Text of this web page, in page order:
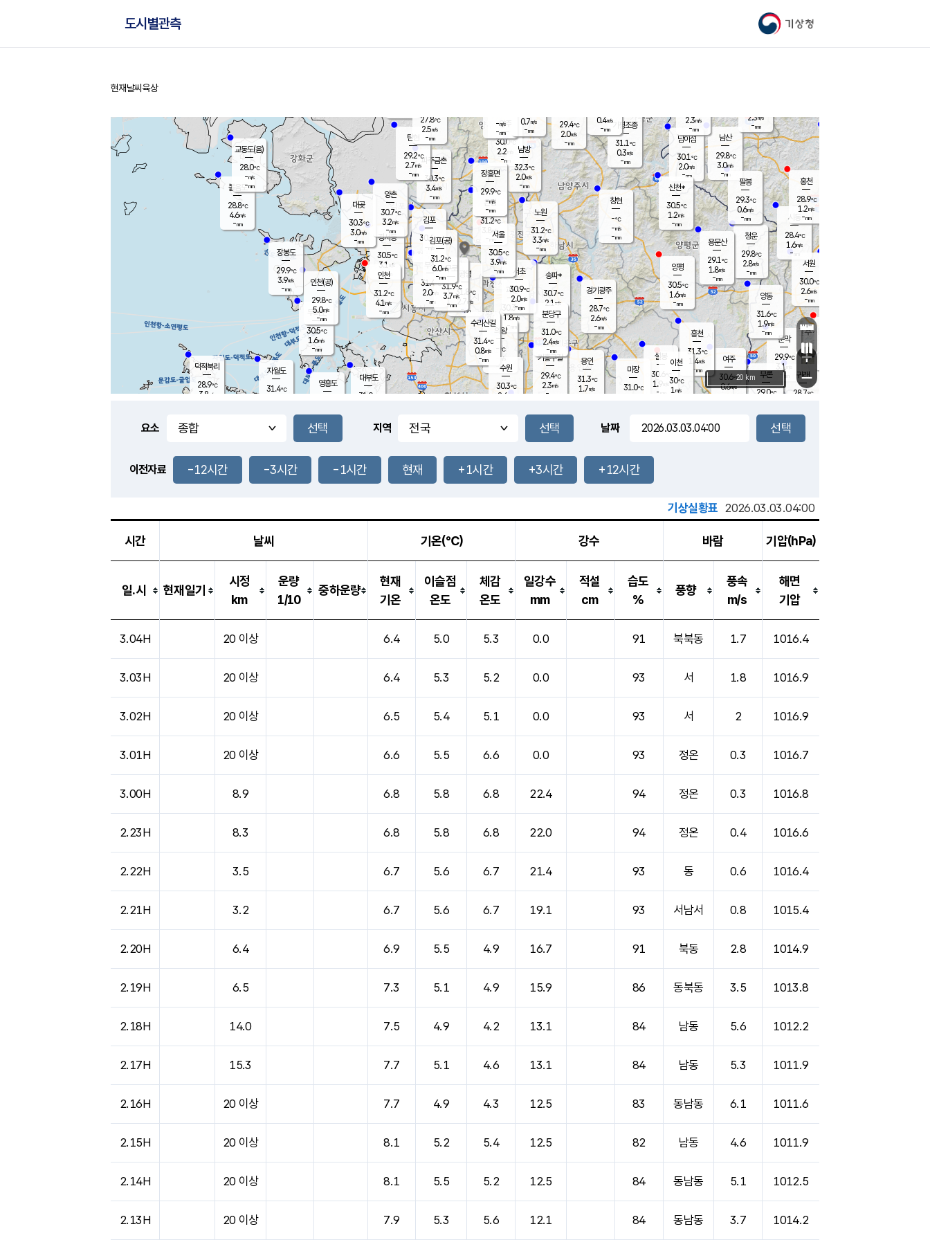
기상청
도시별관측
홈
현재날씨 육상
풍도
2.1m/s
문막
29.9℃
3.1m/s
mm
남이섬
30.1℃
2.0m/s
-mm
무의도
30.5℃
1.6m/s
-mm
영흥도
볼음도
28.8℃
4.6m/s
-mm
자월도
31.4℃
양주
30.0℃
2.2
-mm
부론
29.0℃
과천
30.3℃
1.8m/s
- mm
남산
29.8℃
3.0m/s
-mm
장봉도
29.9℃
3.9m/s
-mm
-mm
청운
29.8℃
2.8m/s
-mm
팔봉
29.3℃
0.6m/s
-mm
-mm
용인
31.3℃
1.7m/s
여주
30.6℃
0.6m/s
양동
31.6℃
1.9m/s
-mm
경기광주
28.7℃
2.6m/s
-mm
장호원
2.3m/s
-mm
29.9
℃
대부도
31.0
-
경서동
30.5℃
3.1 m/s
-mm
파주금촌
30.3℃
3.4m/s
-mm
가평조종
31.1℃
0.3m/s
-mm
29.4℃
2.0m/s
-mm
대곶
30.3℃
3.0m/s
-mm
신천*
30.5℃
1.2m/s
-mm
창현
-℃
-m/s
-mm
탄현
29.2℃
2.7m/s
-mm
0.4m/s
-mm
31.5℃
1.2m/s
-mm
흥천
31.3℃
1.4m/s
-mm
마장
31.0℃
의왕
- ℃
m/s
mm
김포
30.6℃
-m/s
mm
설봉
30.6
1.9
- mm
광명
31.8 ℃
2.7 m/s
-mm
부천
31.4℃
2.0m/s
-mm
-mm
양촌
30.7℃
3.2m/s
-mm
구로
31.9℃
3.7m/s
-mm
은평
31.2℃
3.8 m/s
- mm
노원
31.2℃
3.3m/s
-mm
송파*
30.7℃
2.1 m/s
-mm
서초
30.9℃
2.0m/s
-mm
남방
32.3℃
2.0m/s
-mm
기흥구갈
29.4℃
2.3m/s
-
수리산길
31.4℃
0.8m/s
-mm
분당구
31.0℃
2.4m/s
-mm
장흥면
29.9℃
-m/s
-mm
-m/s
-mm
시동
28.4℃
1.6m/s
- mm
귀래
28.7℃
서원
30.0℃
2.6m/s
-mm
용문산
29.1℃
1.8m/s
-mm
덕적북리
28.9℃
3.8 m/s
인천(공)
29.8℃
5.0m/s
-mm
김포(공)
31.2℃
6.0m/s
-mm
교동도(음)
28.0℃
-m/s
-mm
홍천
28.9℃
1.2m/s
-mm
이천
30℃
1 m/s
양평
30.5℃
1.6m/s
-mm
수원
30.3℃
2.6 m/s
인천
31.2℃
4.1 m/s
-mm
서울
30.5℃
3.9m/s
-mm
2.3m/s
-mm
27.8℃
2.5m/s
-mm
0.7m/s
-mm
+
−
20 km
요소 지역 날짜
이전자료 -12시간 -3시간 -1시간 현재 +1시간 +3시간 +12시간
기상실황표 2026.03.03.04:00
시간 날씨 기온(℃) 강수 바람 기압(hPa)
일.시 현재일기
시정
km
운량
1/10
중하운량
현재
기온
이슬점
온도
체감
온도
일강수
mm
적설
cm
습도
%
풍향
풍속
m/s
해면
기압
3.04H 20 이상 6.4 5.0 5.3 0.0 91 북북동 1.7 1016.4
3.03H 20 이상 6.4 5.3 5.2 0.0 93 서 1.8 1016.9
3.02H 20 이상 6.5 5.4 5.1 0.0 93 서 2 1016.9
3.01H 20 이상 6.6 5.5 6.6 0.0 93 정온 0.3 1016.7
3.00H 8.9 6.8 5.8 6.8 22.4 94 정온 0.3 1016.8
2.23H 8.3 6.8 5.8 6.8 22.0 94 정온 0.4 1016.6
2.22H 3.5 6.7 5.6 6.7 21.4 93 동 0.6 1016.4
2.21H 3.2 6.7 5.6 6.7 19.1 93 서남서 0.8 1015.4
2.20H 6.4 6.9 5.5 4.9 16.7 91 북동 2.8 1014.9
2.19H 6.5 7.3 5.1 4.9 15.9 86 동북동 3.5 1013.8
2.18H 14.0 7.5 4.9 4.2 13.1 84 남동 5.6 1012.2
2.17H 15.3 7.7 5.1 4.6 13.1 84 남동 5.3 1011.9
2.16H 20 이상 7.7 4.9 4.3 12.5 83 동남동 6.1 1011.6
2.15H 20 이상 8.1 5.2 5.4 12.5 82 남동 4.6 1011.9
2.14H 20 이상 8.1 5.5 5.2 12.5 84 동남동 5.1 1012.5
2.13H 20 이상 7.9 5.3 5.6 12.1 84 동남동 3.7 1014.2